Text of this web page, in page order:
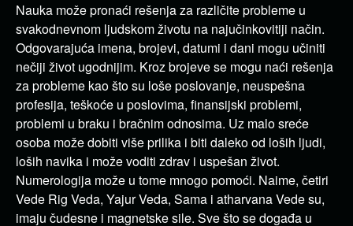
Nauka može pronaći rešenja za različite probleme u
svakodnevnom ljudskom životu na najučinkovitiji način.
Odgovarajuća imena, brojevi, datumi i dani mogu učiniti
nečiji život ugodnijim. Kroz brojeve se mogu naći rešenja
za probleme kao što su loše poslovanje, neuspešna
profesija, teškoće u poslovima, finansijski problemi,
problemi u braku i bračnim odnosima. Uz malo sreće
osoba može dobiti više prilika i biti daleko od loših ljudi,
loših navika i može voditi zdrav i uspešan život.
Numerologija može u tome mnogo pomoći. Naime, četiri
Vede Rig Veda, Yajur Veda, Sama i atharvana Vede su,
imaju čudesne i magnetske sile. Sve što se događa u